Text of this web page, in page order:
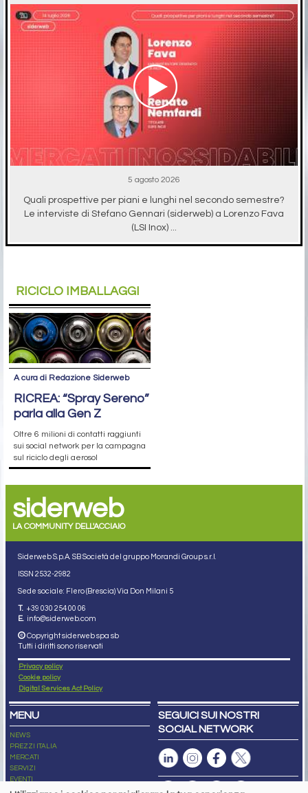
5 agosto 2026
Quali prospettive per piani e lunghi nel secondo semestre?
Le interviste di Stefano Gennari (siderweb) a Lorenzo Fava
(LSI Inox) ...
RICICLO IMBALLAGGI
A cura di Redazione Siderweb
RICREA: “Spray Sereno”
parla alla Gen Z
Oltre 6 milioni di contatti raggiunti
sui social network per la campagna
sul riciclo degli aerosol
siderweb
LA COMMUNITY DELL'ACCIAIO
Siderweb S.p.A. SB Società del gruppo Morandi Group s.r.l.
ISSN 2532-2982
Sede sociale: Flero (Brescia) Via Don Milani 5
T. +39 030 254 00 06
E. info@siderweb.com
Copyright siderweb spa sb
Tutti i diritti sono riservati
Privacy policy
Cookie policy
Digital Services Act Policy
MENU
NEWS
PREZZI ITALIA
MERCATI
SERVIZI
EVENTI
ABBONAMENTI
SEGUICI SUI NOSTRI
SOCIAL NETWORK